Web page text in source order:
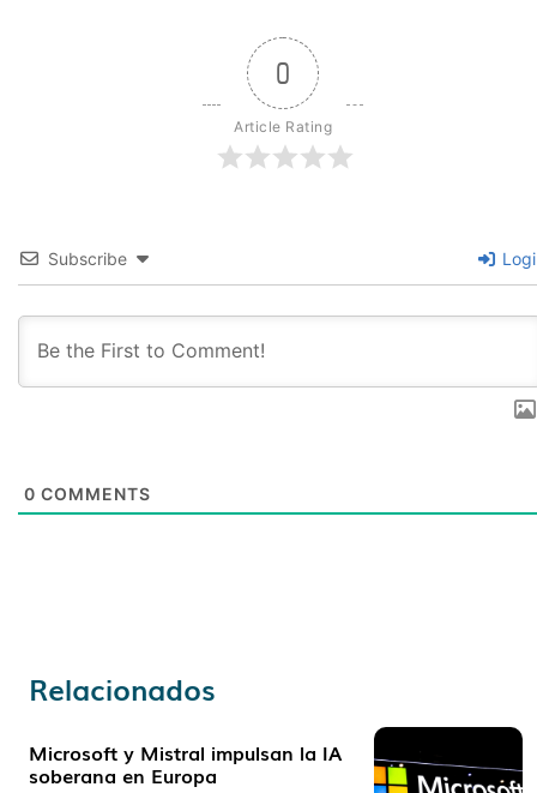
0
Article Rating
Subscribe
0 COMMENTS
Relacionados
Microsoft y Mistral impulsan la IA
soberana en Europa